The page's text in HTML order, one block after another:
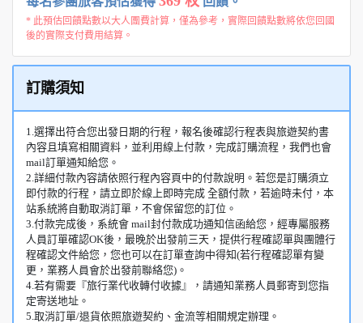
* 此預估回饋點數以大人團費計算，僅為參考，實際回饋點數將依您回國
後的實際支付費用結算。
訂購須知
1.選擇出符合您出發日期的行程，報名後確認行程表與旅遊契約書
內容且填寫相關資料，並利用線上付款，完成訂購流程，我們也會
mail訂單通知給您。
2.詳細付款內容請依照行程內容頁中的付款說明。若您是訂購須立
即付款的行程，請立即於線上即時完成 全額付款，若逾時未付，本
站系統將自動取消訂單，不會保留您的訂位。
3.付款完成後，系統會 mail封付款成功通知信函給您，經專屬服務
人員訂單確認OK後，最晚於出發前三天，提供行程確認單與團體行
程確認文件給您，您也可以在訂單查詢中得知(若行程確認單有變
更，業務人員會於出發前聯絡您)。
4.若有需要『旅行業代收轉付收據』，請通知業務人員郵寄到您指
定寄送地址。
5.取消訂單/退貨依照旅遊契約、金流等相關規定辦理。